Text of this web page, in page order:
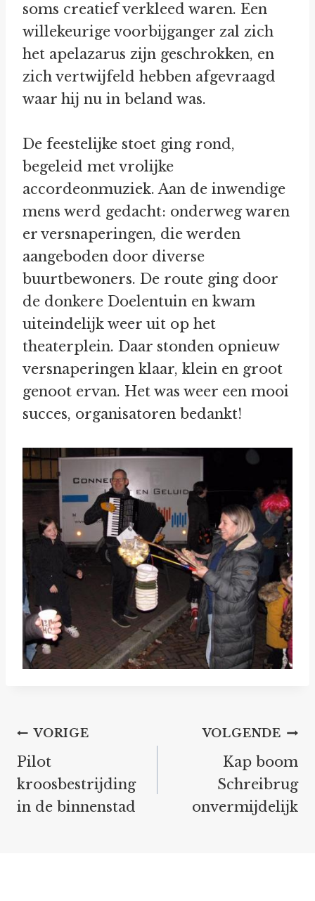
soms creatief verkleed waren. Een
willekeurige voorbijganger zal zich
het apelazarus zijn geschrokken, en
zich vertwijfeld hebben afgevraagd
waar hij nu in beland was.
De feestelijke stoet ging rond,
begeleid met vrolijke
accordeonmuziek. Aan de inwendige
mens werd gedacht: onderweg waren
er versnaperingen, die werden
aangeboden door diverse
buurtbewoners. De route ging door
de donkere Doelentuin en kwam
uiteindelijk weer uit op het
theaterplein. Daar stonden opnieuw
versnaperingen klaar, klein en groot
genoot ervan. Het was weer een mooi
succes, organisatoren bedankt!
Bericht
navigatie
VORIGE
Pilot
kroosbestrijding
in de binnenstad
VOLGENDE
Kap boom
Schreibrug
onvermijdelijk